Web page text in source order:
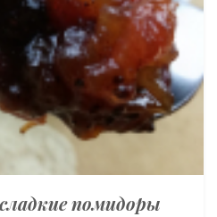
помидоры